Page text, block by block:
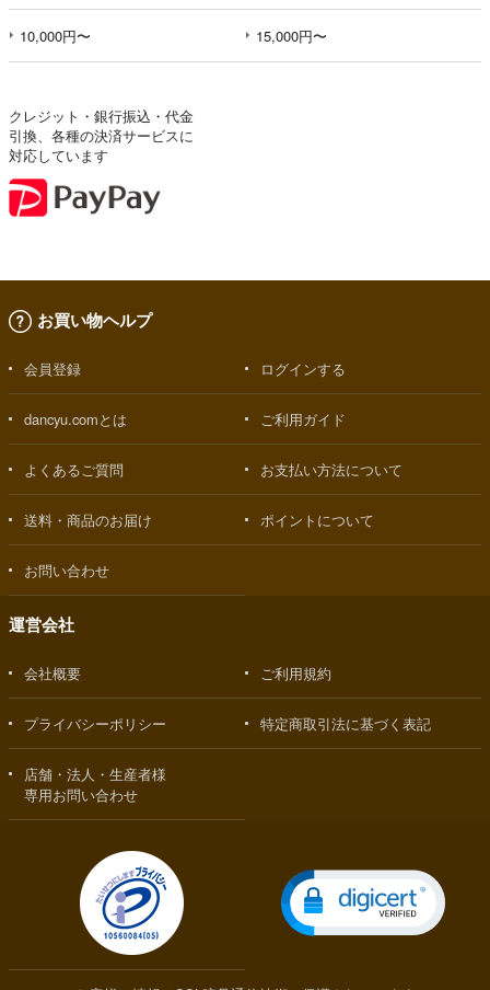
10,000円〜 15,000円〜
クレジット・銀行振込・代金
引換、各種の決済サービスに
対応しています
お買い物ヘルプ
会員登録 ログインする
dancyu.comとは ご利用ガイド
よくあるご質問 お支払い方法について
送料・商品のお届け ポイントについて
お問い合わせ
運営会社
会社概要 ご利用規約
プライバシーポリシー 特定商取引法に基づく表記
店舗・法人・生産者様
専用お問い合わせ